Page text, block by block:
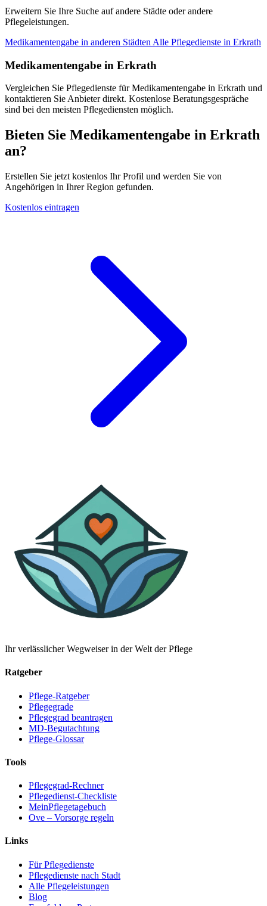
Erweitern Sie Ihre Suche auf andere Städte oder andere
Pflegeleistungen.
Medikamentengabe in anderen Städten Alle Pflegedienste in Erkrath
Medikamentengabe in Erkrath
Vergleichen Sie Pflegedienste für Medikamentengabe in Erkrath und
kontaktieren Sie Anbieter direkt. Kostenlose Beratungsgespräche
sind bei den meisten Pflegediensten möglich.
Bieten Sie Medikamentengabe in Erkrath
an?
Erstellen Sie jetzt kostenlos Ihr Profil und werden Sie von
Angehörigen in Ihrer Region gefunden.
Kostenlos eintragen
Ihr verlässlicher Wegweiser in der Welt der Pflege
Ratgeber
Pflege-Ratgeber
Pflegegrade
Pflegegrad beantragen
MD-Begutachtung
Pflege-Glossar
Tools
Pflegegrad-Rechner
Pflegedienst-Checkliste
MeinPflegetagebuch
Ove – Vorsorge regeln
Links
Für Pflegedienste
Pflegedienste nach Stadt
Alle Pflegeleistungen
Blog